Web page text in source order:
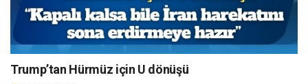
Trump’tan Hürmüz için U dönüşü